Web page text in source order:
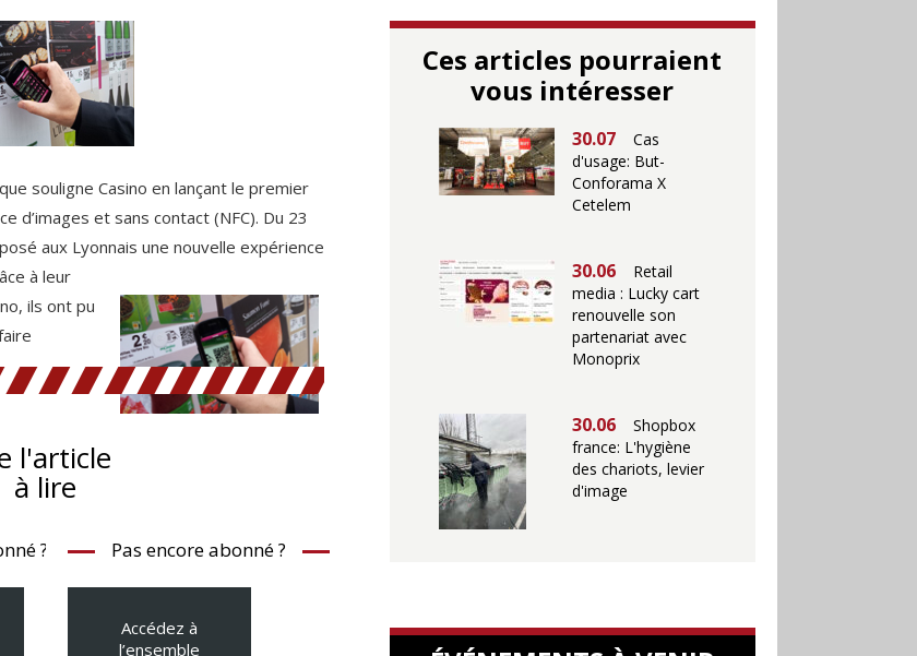
souligne Casino en lançant le premier
d’images et sans contact (NFC). Du 23
aux Lyonnais une nouvelle expérience
à leur
ils ont pu
l'article
à lire
? Pas encore abonné ?
Accédez à
l’ensemble
Ces articles pourraient
vous intéresser
30.07
Cas
d'usage: But-
Conforama X
Cetelem
30.06
Retail
media : Lucky cart
renouvelle son
partenariat avec
Monoprix
30.06
Shopbox
france: L'hygiène
des chariots, levier
d'image